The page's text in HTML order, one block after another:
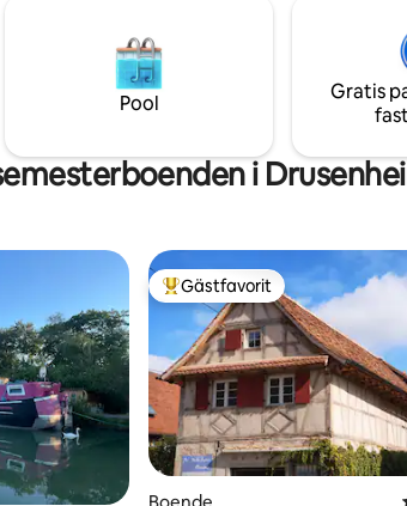
komfort. Soleil Soul Chalet
m², fördelat på två nivåer,
upp till sex personer – en plats
anlända till.
Pool
Gratis
i
Populär gästfavorit
Gästfavorit